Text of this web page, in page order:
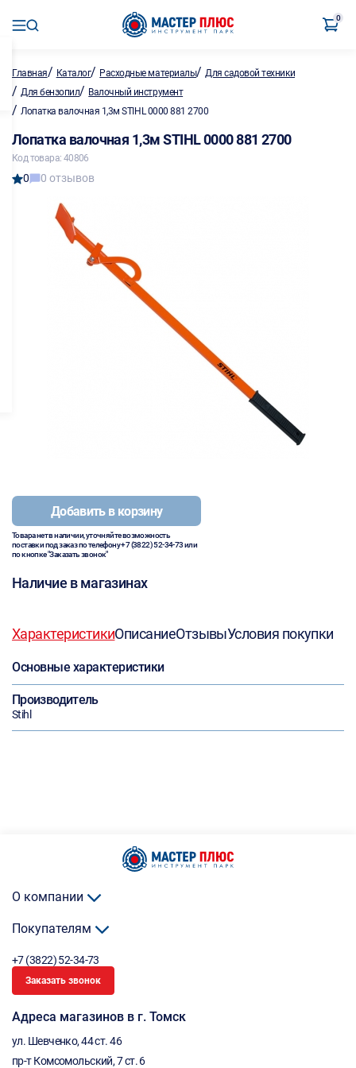
0
Главная/ Каталог/ Расходные материалы/Для садовой техники
/ Для бензопил/ Валочный инструмент
/ Лопатка валочная 1,3м STIHL 0000 881 2700
Лопатка валочная 1,3м STIHL 0000 881 2700
Код товара: 40806
0 0 отзывов
Добавить в корзину
Товара нет в наличии, уточняйте возможность
поставки под заказ по телефону+7 (3822) 52-34-73или
по кнопке "Заказать звонок"
Наличие в магазинах
ХарактеристикиОписаниеОтзывыУсловия покупки
Основные характеристики
Производитель
Stihl
О компании
Покупателям
+7 (3822) 52-34-73
Заказать звонок
Адреса магазинов в г. Томск
ул. Шевченко, 44 ст. 46
пр-т Комсомольский, 7 ст. 6